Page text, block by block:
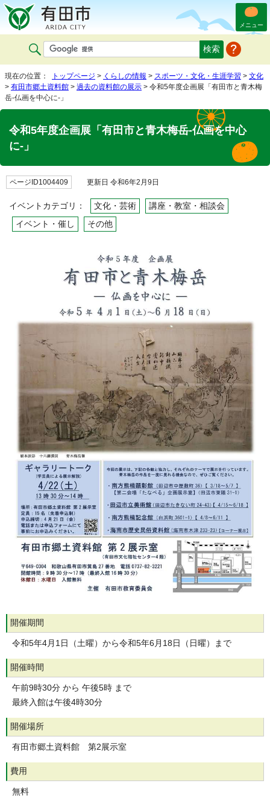
メニュー
現在の位置： トップページ > くらしの情報 > スポーツ・文化・生涯学習 > 文化
> 有田市郷土資料館 > 過去の資料館の展示 > 令和5年度企画展「有田市と青木梅
岳-仏画を中心に-」
令和5年度企画展「有田市と青木梅岳-仏画を中心
に-」
ページID1004409 更新日 令和6年2月9日
イベントカテゴリ： 文化・芸術
講座・教室・相談会
イベント・催し
その他
開催期間
令和5年4月1日（土曜）から令和5年6月18日（日曜）まで
開催時間
午前9時30分 から 午後5時 まで
最終入館は午後4時30分
開催場所
有田市郷土資料館 第2展示室
費用
無料